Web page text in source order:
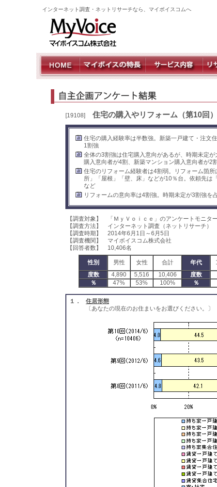
インターネット調査・ネットリサーチなら、マイボイスコムへ
[19108] 住宅の購入やリフォーム（第10回）
住宅の購入経験率は半数強。新築一戸建て・注文
1割強
全体の3割強は住宅購入意向があるが、時期未定
購入意向者が4割、新築マンション購入意向者が2
住宅のリフォーム経験者は4割弱。リフォーム箇
所」「屋根」「壁、床」などが10％台。依頼先は
など
リフォームの意向率は4割強。時期未定が3割強を
【調査対象】 「ＭｙＶｏｉｃｅ」のアンケートモニタ
【調査方法】 インターネット調査（ネットリサーチ）
【調査時期】 2014年6月1日～6月5日
【調査機関】 マイボイスコム株式会社
【回答者数】 10,406名
性別 男性 女性 合計 年代
度数
4,890 5,516 10,406 度数
％
47% 53% 100% ％
１．
住居形態
〔あなたの現在のお住まいをお選びください。〕